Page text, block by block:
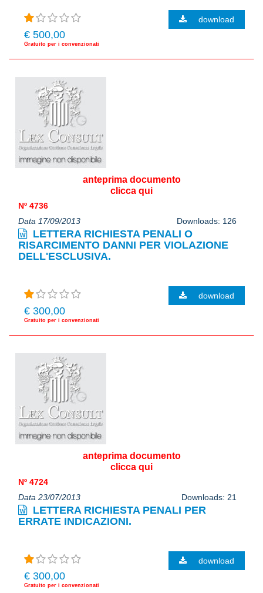
€ 500,00
Gratuito per i convenzionati
download
anteprima documento
clicca qui
Nº 4736
Data 17/09/2013
Downloads: 126
LETTERA RICHIESTA PENALI O
RISARCIMENTO DANNI PER VIOLAZIONE
DELL'ESCLUSIVA.
€ 300,00
Gratuito per i convenzionati
download
anteprima documento
clicca qui
Nº 4724
Data 23/07/2013
Downloads: 21
LETTERA RICHIESTA PENALI PER
ERRATE INDICAZIONI.
€ 300,00
Gratuito per i convenzionati
download